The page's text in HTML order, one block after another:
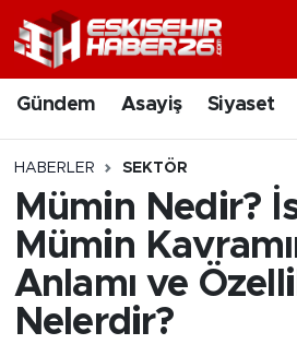
Gündem Asayiş Siyaset
HABERLER SEKTÖR
Mümin Nedir?
Mümin
Anlamı ve
Nelerdir?
Gündem
Asayiş
Siyaset
Spor
Sağlık
Nöbetçi Eczaneler
Hava Durumu
Trafik Durumu
Süper Lig Puan Durumu
Tüm Manşetler